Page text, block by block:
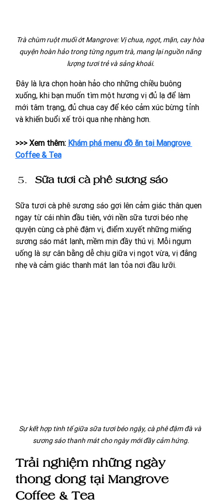
Trà chùm ruột muối ớt Mangrove: Vị chua, ngọt, mặn, cay hòa
quyện hoàn hảo trong từng ngụm trà, mang lại nguồn năng
lượng tươi trẻ và sảng khoái.
Đây là lựa chọn hoàn hảo cho những chiều buông
xuống, khi bạn muốn tìm một hương vị đủ lạ để làm
mới tâm trạng, đủ chua cay để kéo cảm xúc bừng tỉnh
và khiến buổi xế trôi qua nhẹ nhàng hơn.
>>> Xem thêm: Khám phá menu đồ ăn tại Mangrove
Coffee & Tea
Sữa tươi cà phê sương sáo
Sữa tươi cà phê sương sáo gợi lên cảm giác thân quen
ngay từ cái nhìn đầu tiên, với nền sữa tươi béo nhẹ
quyện cùng cà phê đậm vị, điểm xuyết những miếng
sương sáo mát lạnh, mềm mịn đầy thú vị. Mỗi ngụm
uống là sự cân bằng dễ chịu giữa vị ngọt vừa, vị đắng
nhẹ và cảm giác thanh mát lan tỏa nơi đầu lưỡi.
Sự kết hợp tinh tế giữa sữa tươi béo ngậy, cà phê đậm đà và
sương sáo thanh mát cho ngày mới đầy cảm hứng.
Trải nghiệm những ngày
thong dong tại Mangrove
Coffee & Tea